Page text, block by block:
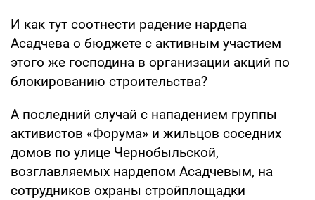
И как тут соотнести радение нардепа
Асадчева о бюджете с активным участием
этого же господина в организации акций по
блокированию строительства?
А последний случай с нападением группы
активистов «Форума» и жильцов соседних
домов по улице Чернобыльской,
возглавляемых нардепом Асадчевым, на
сотрудников охраны стройплощадки